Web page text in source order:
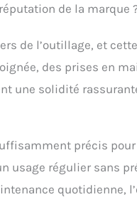
de la marque
de l’outillage, et
des prises en
une solidité
précis
usage régulier sans
quotidienne,